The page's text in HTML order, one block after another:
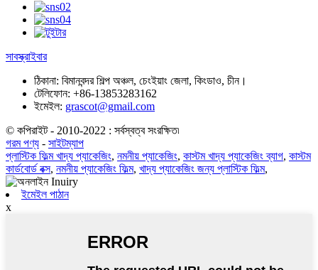
সাবস্ক্রাইবার
ঠিকানা: বিমানবন্দর শিল্প অঞ্চল, চেংইয়াং জেলা, কিংডাও, চীন।
টেলিফোন: +86-13853283162
ইমেইল: grascot@gmail.com
© কপিরাইট - 2010-2022 : সর্বস্বত্ব সংরক্ষিত৷
গরম পণ্য - সাইটম্যাপ
প্লাস্টিক ফিল্ম খাদ্য প্যাকেজিং, নমনীয় প্যাকেজিং, কাস্টম খাদ্য প্যাকেজিং ব্যাগ, কাস্টম
কার্ডবোর্ড বক্স, নমনীয় প্যাকেজিং ফিল্ম, খাদ্য প্যাকেজিং জন্য প্লাস্টিক ফিল্ম,
ইমেইল পাঠান
x